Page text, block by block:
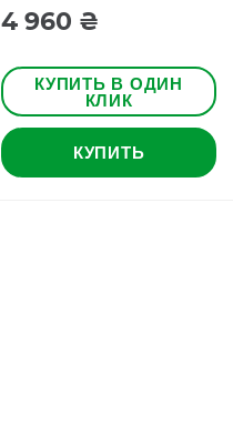
4 960 ₴
КУПИТЬ В ОДИН
КЛИК
КУПИТЬ